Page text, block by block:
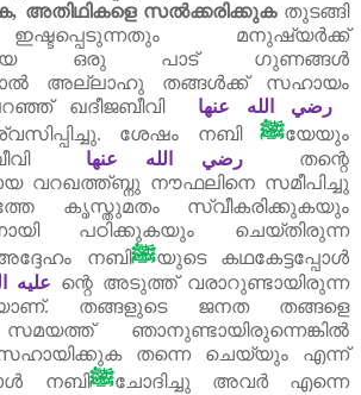
, അതിഥികളെ സൽക്കരിക്കുക തുടങ്ങി
മനുഷ്യർക്ക്‌
ഒരു പാട്‌ ഗുണങ്ങൾ
അല്ലാഹു തങ്ങൾക്ക്‌ സഹായം
ഖദീജബീവി
رضي الله عنها
ശേഷം നബി ﷺയേയും
رضي الله عنها
തന്റെ
വറഖത്ത്ബ്നു നൗഫലിനെ സമീപിച്ചു
കൃസ്തുമതം സ്വീകരിക്കുകയും
പഠിക്കുകയും ചെയ്തിരുന്ന
നബിﷺയുടെ കഥകേട്ടപ്പോൾ
عليه ന്റെ അടുത്ത്‌ വരാറുണ്ടായിരുന്ന
തങ്ങളുടെ ജനത തങ്ങളെ
ഞാനുണ്ടായിരുന്നെങ്കിൽ
തന്നെ ചെയ്യും എന്ന്
നബിﷺചോദിച്ചു അവർ എന്നെ